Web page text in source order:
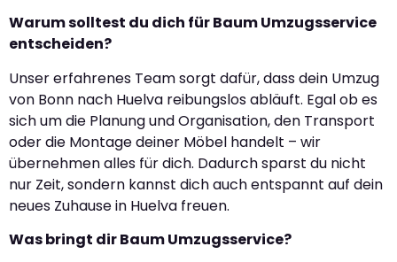
Warum solltest du dich für Baum Umzugsservice
entscheiden?
Unser erfahrenes Team sorgt dafür, dass dein Umzug
von Bonn nach Huelva reibungslos abläuft. Egal ob es
sich um die Planung und Organisation, den Transport
oder die Montage deiner Möbel handelt – wir
übernehmen alles für dich. Dadurch sparst du nicht
nur Zeit, sondern kannst dich auch entspannt auf dein
neues Zuhause in Huelva freuen.
Was bringt dir Baum Umzugsservice?